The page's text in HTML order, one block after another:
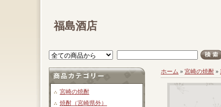
福島酒店
宮崎の焼酎
焼酎（宮崎県外）
ホーム » 宮崎の焼酎 »